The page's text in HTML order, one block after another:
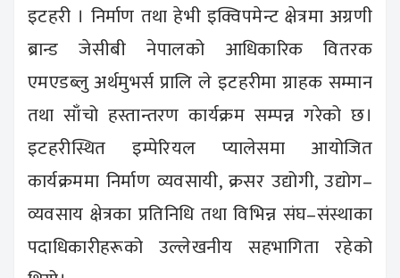
इटहरी । निर्माण तथा हेभी इक्विपमेन्ट क्षेत्रमा अग्रणी
ब्रान्ड जेसीबी नेपालको आधिकारिक वितरक
एमएडब्लु अर्थमुभर्स प्रालि ले इटहरीमा ग्राहक सम्मान
तथा साँचो हस्तान्तरण कार्यक्रम सम्पन्न गरेको छ।
इटहरीस्थित इम्पेरियल प्यालेसमा आयोजित
कार्यक्रममा निर्माण व्यवसायी, क्रसर उद्योगी, उद्योग–
व्यवसाय क्षेत्रका प्रतिनिधि तथा विभिन्न संघ–संस्थाका
पदाधिकारीहरूको उल्लेखनीय सहभागिता रहेको